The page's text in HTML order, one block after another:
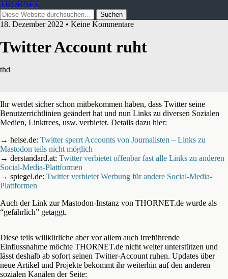
THORNET
18. Dezember 2022 • Keine Kommentare
Twitter Account ruht
thd
Ihr werdet sicher schon mitbekommen haben, dass Twitter seine
Benutzerrichtlinien geändert hat und nun Links zu diversen Sozialen
Medien, Linktrees, usw. verbietet. Details dazu hier:
→ heise.de: Twitter sperrt Accounts von Journalisten – Links zu
Mastodon teils nicht möglich
→ derstandard.at: Twitter verbietet offenbar fast alle Links zu anderen
Social-Media-Plattformen
→ spiegel.de: Twitter verbietet Werbung für andere Social-Media-
Plattformen
Auch der Link zur Mastodon-Instanz von THORNET.de wurde als
“gefährlich” getaggt.
Diese teils willkürliche aber vor allem auch irreführende
Einflussnahme möchte THORNET.de nicht weiter unterstützen und
lässt deshalb ab sofort seinen Twitter-Account ruhen. Updates über
neue Artikel und Projekte bekommt ihr weiterhin auf den anderen
sozialen Kanälen der Seite: